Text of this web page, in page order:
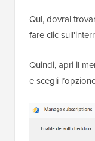
Qui, dovrai
fare clic
Quindi, apri il
e scegli